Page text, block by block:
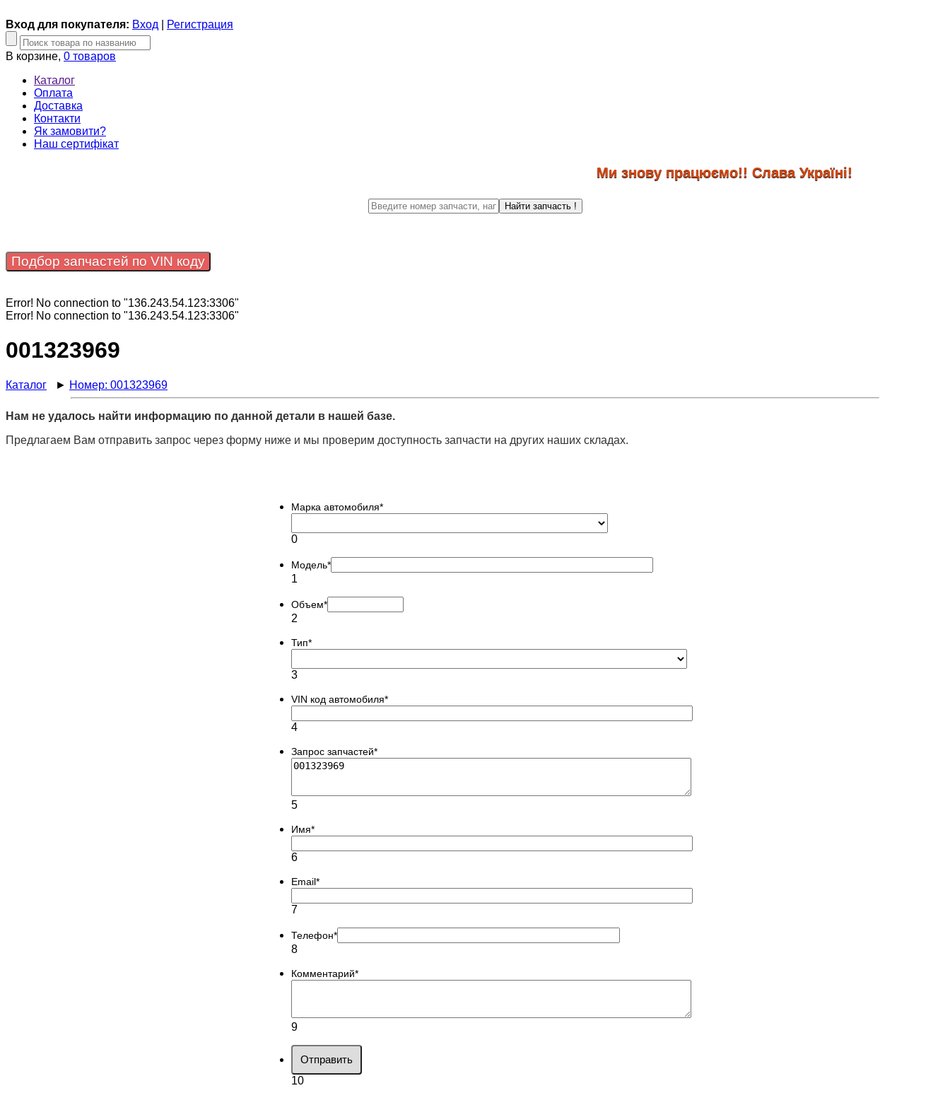
Вход для покупателя: Вход Регистрация
В корзине, 0 товаров
Каталог
Оплата
Доставка
Контакти
Як замовити?
Наш сертифікат
Ми знову працюємо!! Слава Україні!
Найти запчасть !
Подбор запчастей по VIN коду
Error! No connection to "136.243.54.123:3306"
Error! No connection to "136.243.54.123:3306"
001323969
Каталог ► Номер: 001323969
Нам не удалось найти информацию по данной детали в нашей базе.
Предлагаем Вам отправить запрос через форму ниже и мы проверим доступность запчасти на других наших складах.
Марка автомобиля*
0
Модель*
1
Объем*
2
Тип*
3
VIN код автомобиля*
4
Запрос запчастей*
5
Имя*
6
Email*
7
Телефон*
8
Комментарий*
9
Отправить
10